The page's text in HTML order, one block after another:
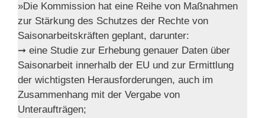
»Die Kommission hat eine Reihe von Maßnahmen
zur Stärkung des Schutzes der Rechte von
Saisonarbeitskräften geplant, darunter:
➞ eine Studie zur Erhebung genauer Daten über
Saisonarbeit innerhalb der EU und zur Ermittlung
der wichtigsten Herausforderungen, auch im
Zusammenhang mit der Vergabe von
Unteraufträgen;